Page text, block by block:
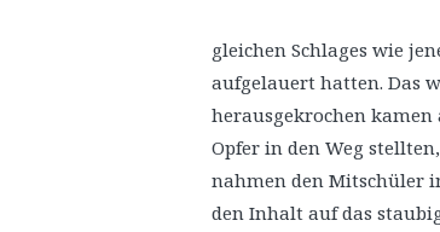
gleichen Schlages wie
aufgelauert hatten. Das
herausgekrochen kamen
Opfer in den Weg
nahmen den Mitschüler
den Inhalt auf das